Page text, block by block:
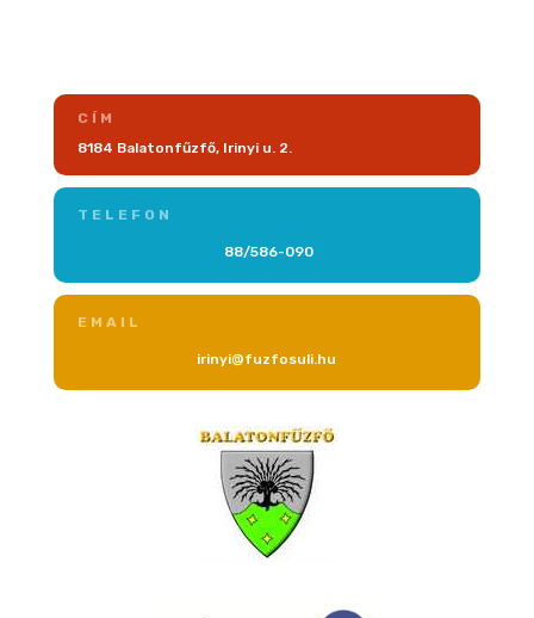
CÍM
8184 Balatonfűzfő, Irinyi u. 2.
TELEFON
88/586-090
EMAIL
irinyi@fuzfosuli.hu